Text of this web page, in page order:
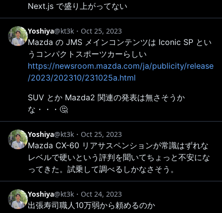
Next.js で盛り上がってない
Yoshiya@kt3k ・ Oct 25, 2023
Mazda の JMS メインコンテンツは Iconic SP とい
うコンパクトスポーツカーらしい
https://newsroom.mazda.com/ja/publicity/release
/2023/202310/231025a.html
SUV とか Mazda2 関連の発表は無さそうか
な・・・🤔
Yoshiya@kt3k ・ Oct 25, 2023
Mazda CX-60 リアサスペンションが常識はずれな
レベルで硬いという評判を聞いてちょっと不安にな
ってきた。試乗して調べるしかなさそう。
Yoshiya@kt3k ・ Oct 24, 2023
出張寿司職人10万弱から頼めるのか